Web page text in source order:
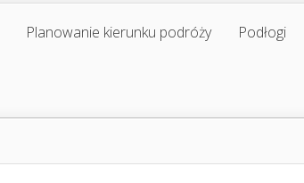
Planowanie kierunku podróży Podłogi